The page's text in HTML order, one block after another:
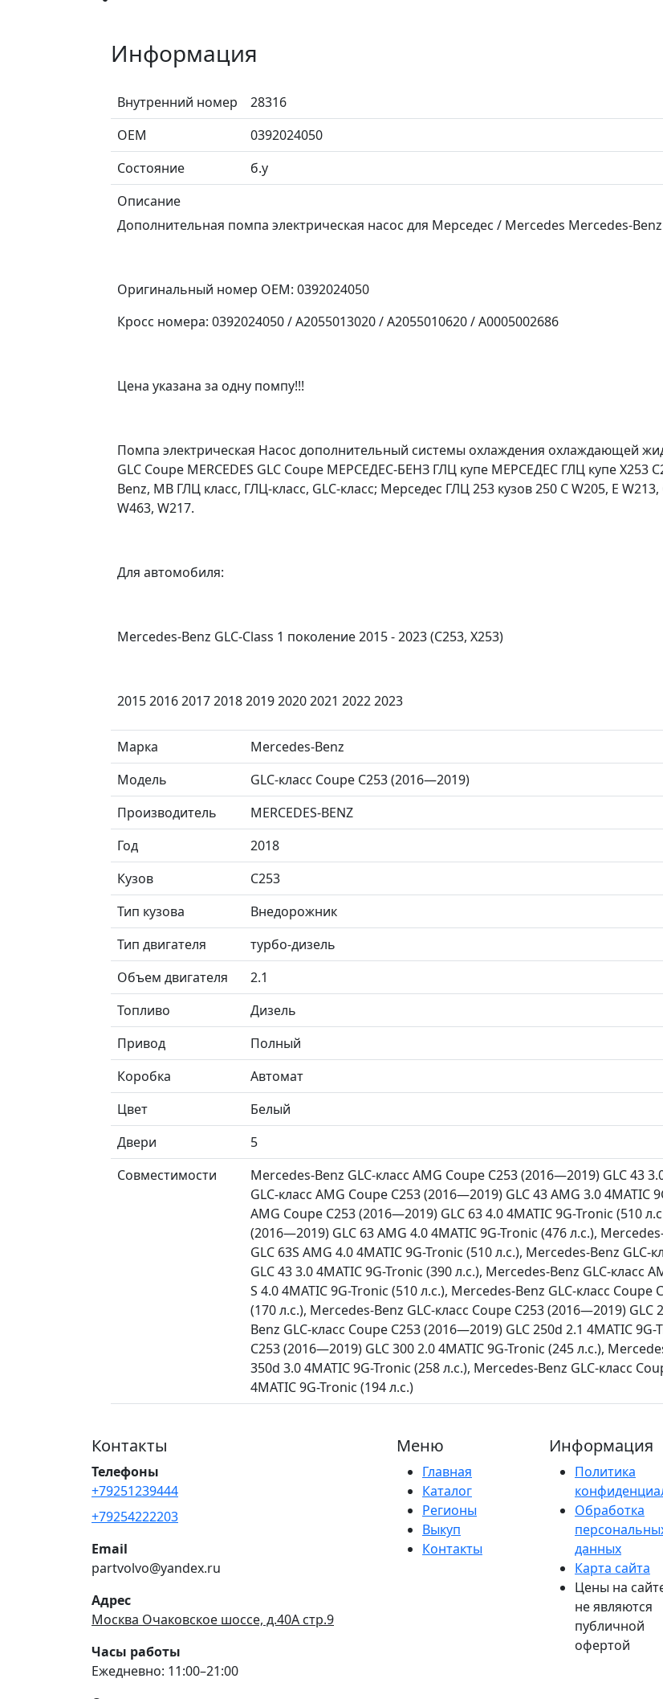
Информация
Внутренний номер
28316
ОЕМ
0392024050
Состояние
б.у
Описание
Дополнительная помпа электрическая насос для Мерседес / Mercedes Mercedes-Benz
Оригинальный номер OEM: 0392024050
Кросс номера: 0392024050 / A2055013020 / A2055010620 / A0005002686
Цена указана за одну помпу!!!
Помпа электрическая Насос дополнительный системы охлаждения охлаждающей
GLC Coupe MERCEDES GLC Coupe МЕРСЕДЕС-БЕНЗ ГЛЦ купе МЕРСЕДЕС ГЛЦ купе
Benz, MB ГЛЦ класс, ГЛЦ-класс, GLC-класс; Мерседес ГЛЦ 253 кузов 250 C W205, E W213,
W463, W217.
Для автомобиля:
Mercedes-Benz GLC-Class 1 поколение 2015 - 2023 (C253, X253)
2015 2016 2017 2018 2019 2020 2021 2022 2023
Марка
Mercedes-Benz
Модель
GLC-класс Coupe C253 (2016—2019)
Производитель
MERCEDES-BENZ
Год
2018
Кузов
C253
Тип кузова
Внедорожник
Тип двигателя
турбо-дизель
Объем двигателя
2.1
Топливо
Дизель
Привод
Полный
Коробка
Автомат
Цвет
Белый
Двери
5
Совместимости
Mercedes-Benz GLC-класс AMG Coupe C253 (2016—2019) GLC 43
GLC-класс AMG Coupe C253 (2016—2019) GLC 43 AMG 3.0 4MATIC
AMG Coupe C253 (2016—2019) GLC 63 4.0 4MATIC 9G-Tronic (510
(2016—2019) GLC 63 AMG 4.0 4MATIC 9G-Tronic (476 л.с.),
GLC 63S AMG 4.0 4MATIC 9G-Tronic (510 л.с.), Mercedes-Benz
GLC 43 3.0 4MATIC 9G-Tronic (390 л.с.), Mercedes-Benz GLC-класс
S 4.0 4MATIC 9G-Tronic (510 л.с.), Mercedes-Benz GLC-класс
(170 л.с.), Mercedes-Benz GLC-класс Coupe C253 (2016—2019) GLC
Benz GLC-класс Coupe C253 (2016—2019) GLC 250d 2.1 4MATIC
C253 (2016—2019) GLC 300 2.0 4MATIC 9G-Tronic (245 л.с.),
350d 3.0 4MATIC 9G-Tronic (258 л.с.), Mercedes-Benz GLC-класс
4MATIC 9G-Tronic (194 л.с.)
Контакты
Телефоны
+79251239444
+79254222203
Email
partvolvo@yandex.ru
Адрес
Москва Очаковское шоссе, д.40А стр.9
Часы работы
Ежедневно: 11:00–21:00
Меню
Главная
Каталог
Регионы
Выкуп
Контакты
Информация
Политика
Обработка
данных
Карта сайта
Цены на
не являются
публичной
офертой